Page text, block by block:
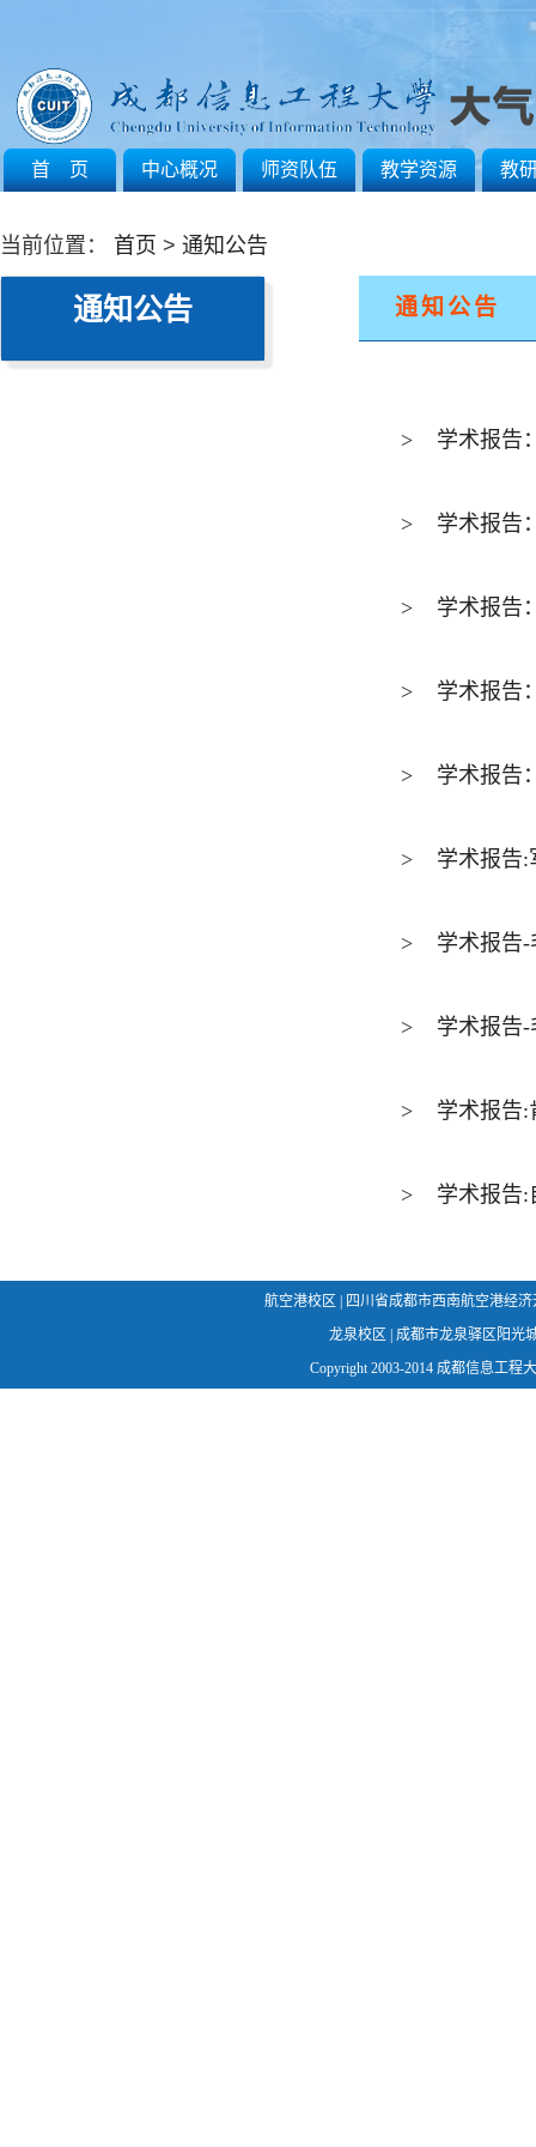
首 页 中心概况 师资队伍 教学资源 教
当前位置： 首页 > 通知公告
通知公告 通知公告
> 学术报告
> 学术报告
> 学术报告
> 学术报告
> 学术报告
> 学术报告:
> 学术报告
> 学术报告
> 学术报告
> 学术报告:
航空港校区 | 四川省成都市西南航空港经济
龙泉校区 | 成都市龙泉驿区阳光
Copyright 2003-2014 成都信息工程